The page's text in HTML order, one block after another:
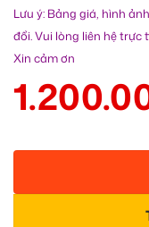
Lưu ý: Bảng giá, hình
đổi. Vui lòng liên hệ trực
Xin cảm ơn